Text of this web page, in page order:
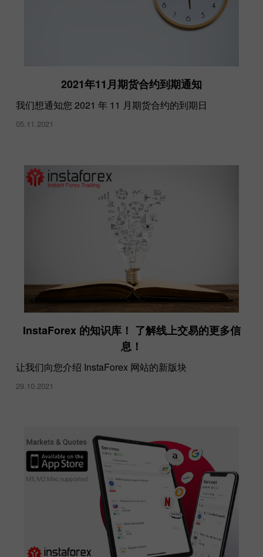
2021年11月期货合约到期通知
我们想通知您 2021 年 11 月期货合约的到期日
05.11.2021
InstaForex 的知识库！ 了解线上交易的更多信
息！
让我们向您介绍 InstaForex 网站的新版块
29.10.2021